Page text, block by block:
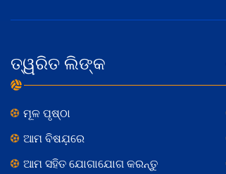
ତ୍ୱରିତ ଲିଙ୍କ
ମୂଳ ପୃଷ୍ଠା
ଆମ ବିଷଯ଼ରେ
ଆମ ସହିତ ଯୋଗାଯୋଗ କରନ୍ତୁ